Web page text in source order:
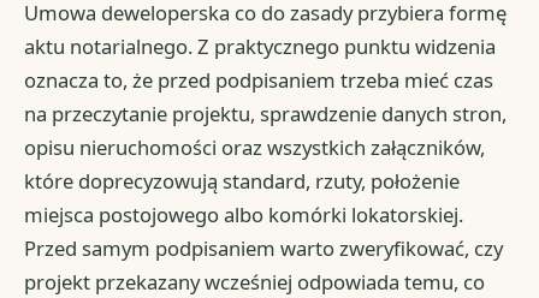
Umowa deweloperska co do zasady przybiera formę
aktu notarialnego. Z praktycznego punktu widzenia
oznacza to, że przed podpisaniem trzeba mieć czas
na przeczytanie projektu, sprawdzenie danych stron,
opisu nieruchomości oraz wszystkich załączników,
które doprecyzowują standard, rzuty, położenie
miejsca postojowego albo komórki lokatorskiej.
Przed samym podpisaniem warto zweryfikować, czy
projekt przekazany wcześniej odpowiada temu, co